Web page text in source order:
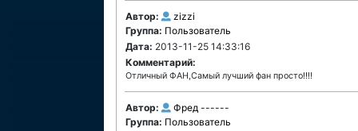
Автор:
zizzi
Группа: Пользователь
Дата: 2013-11-25 14:33:16
Комментарий:
Отличный ФАН,Самый лучший фан просто!!!!
Автор:
Фред ------
Группа: Пользователь